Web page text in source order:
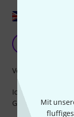
Mit
Ich hätte die
Gleichstrom,
Verarbeitung